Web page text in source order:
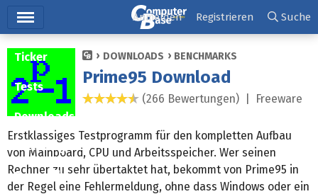
Ticker
Tests
Downloads
Preisvergleich
Forum
Anmelden Registrieren Suche
DOWNLOADS BENCHMARKS
Prime95 Download
4,7 Sterne
(266 Bewertungen) | Freeware
Erstklassiges Testprogramm für den kompletten Aufbau
von Mainboard, CPU und Arbeitsspeicher. Wer seinen
Rechner zu sehr übertaktet hat, bekommt von Prime95 in
der Regel eine Fehlermeldung, ohne dass Windows oder ein